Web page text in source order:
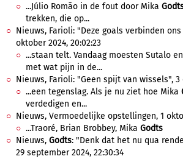
...Júlio Romão in de fout door Mika
trekken, die op...
Nieuws, Farioli: "Deze goals verbinden
oktober 2024, 20:02:23
...staan telt. Vandaag moesten Sutalo en
met wat pijn in de...
Nieuws, Farioli: "Geen spijt van wissels", 3
...een tegenslag. Als je nu ziet hoe Mika
verdedigen en...
Nieuws, Vermoedelijke opstellingen, 1
...Traoré, Brian Brobbey, Mika Godts
Nieuws, Godts: "Denk dat het nu qua
29 september 2024, 22:30:34